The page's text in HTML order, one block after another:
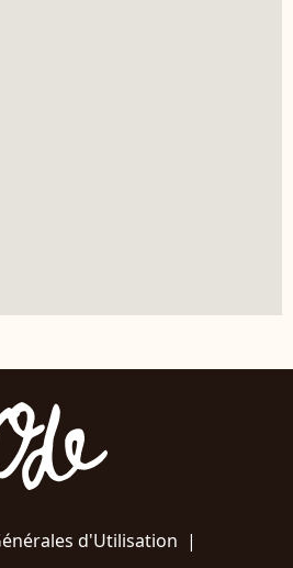
d'Utilisation |